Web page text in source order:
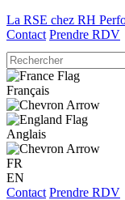
La RSE chez RH
Contact Prendre RDV
Français
Anglais
FR
EN
Contact Prendre RDV